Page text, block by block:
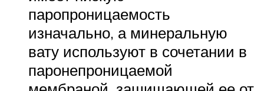
паропроницаемость
изначально, а минеральную
вату используют в сочетании в
паронепроницаемой